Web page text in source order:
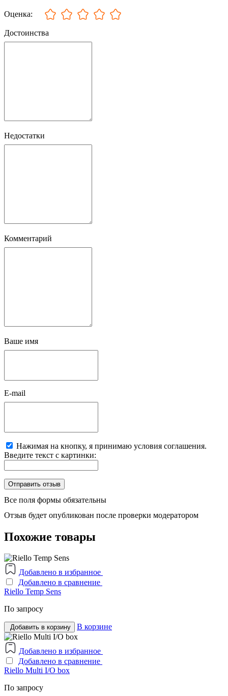
Оценка:
Достоинства
Недостатки
Комментарий
Ваше имя
E-mail
Нажимая на кнопку, я принимаю условия соглашения.
Введите текст с картинки:
Все поля формы обязательны
Отзыв будет опубликован после проверки модератором
Похожие товары
Добавлено в избранное
Добавлено в сравнение
Riello Temp Sens
По запросу
Добавить в корзину В корзине
Добавлено в избранное
Добавлено в сравнение
Riello Multi I/O box
По запросу